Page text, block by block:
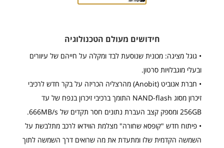
חידושים מעולם הטכנולוגיה
• גוגל מציגה: מכונית שנוסעת לבד ומקלה על חייהם של עיוורים
ובעלי מוגבלויות סרטון.
• חברת אנוביט (Anobit) מהרצליה הכריזה על בקר חדש לרכיבי
זיכרון מסוג NAND-flash התומך ברכיבי זיכרון בנפח של עד
256GB ומספק קצב העברת נתונים חסר תקדים של 666MB/s.
• פיתוח חדש "קופסא שחורה" מצלמת הווידאו לרכב מתלבשת על
השמשה הקדמית שלו ומתעדת את מה שרואים דרך השמשה לתוך